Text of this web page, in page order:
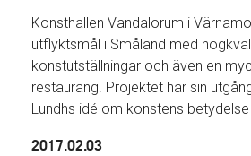
Konsthallen Vandalorum i
utflyktsmål i Småland med
konstutställningar och även en
restaurang. Projektet har sin
Lundhs idé om konstens
2017.02.03